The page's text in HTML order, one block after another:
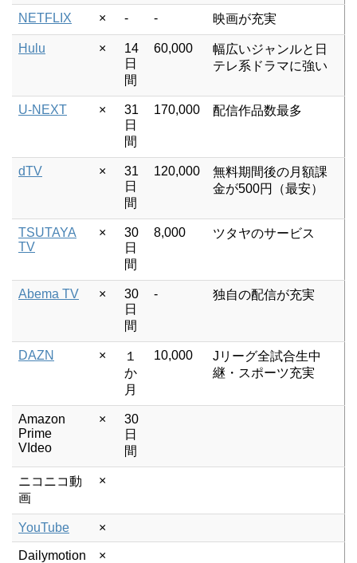
NETFLIX × - - 映画が充実
Hulu ×
14
日
間
60,000
幅広いジャンルと日
テレ系ドラマに強い
U-NEXT ×
31
日
間
170,000 配信作品数最多
dTV ×
31
日
間
120,000
無料期間後の月額課
金が500円（最安）
TSUTAYA
TV
×
30
日
間
8,000 ツタヤのサービス
Abema TV ×
30
日
間
- 独自の配信が充実
DAZN ×
１
か
月
10,000
Jリーグ全試合生中
継・スポーツ充実
Amazon
Prime
VIdeo
×
30
日
間
ニコニコ動
画
×
YouTube ×
Dailymotion ×